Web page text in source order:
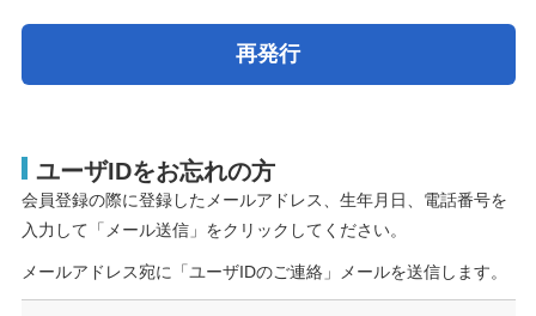
再発行
ユーザIDをお忘れの方
会員登録の際に登録したメールアドレス、生年月日、電話番号を
入力して「メール送信」をクリックしてください。
メールアドレス宛に「ユーザIDのご連絡」メールを送信します。